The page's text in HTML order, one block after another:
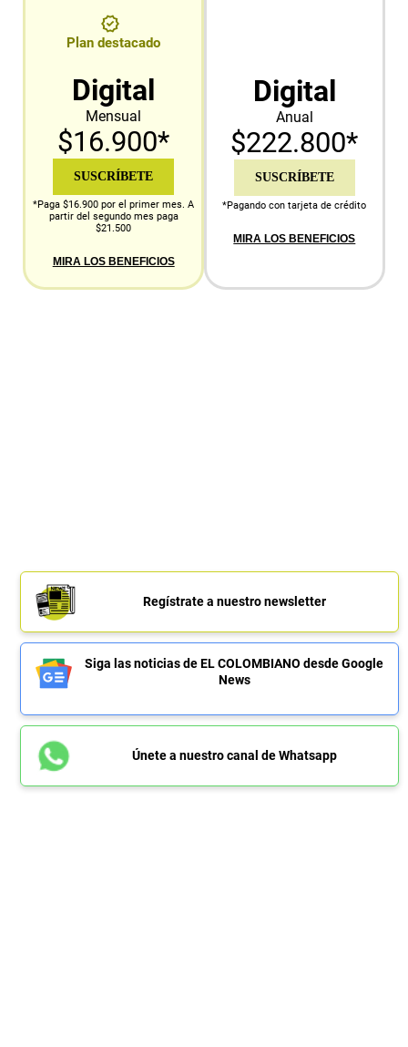
Plan destacado
Digital
Mensual
$16.900*
SUSCRÍBETE
*Paga $16.900 por el primer mes. A
partir del segundo mes paga
$21.500
MIRA LOS BENEFICIOS
Digital
Anual
$222.800*
SUSCRÍBETE
*Pagando con tarjeta de crédito
MIRA LOS BENEFICIOS
Regístrate a nuestro newsletter
Siga las noticias de EL COLOMBIANO desde Google
News
Únete a nuestro canal de Whatsapp